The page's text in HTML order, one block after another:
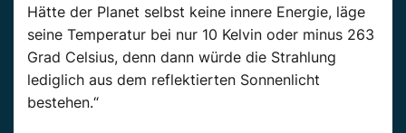
Hätte der Planet selbst keine innere Energie, läge
seine Temperatur bei nur 10 Kelvin oder minus 263
Grad Celsius, denn dann würde die Strahlung
lediglich aus dem reflektierten Sonnenlicht
bestehen.“